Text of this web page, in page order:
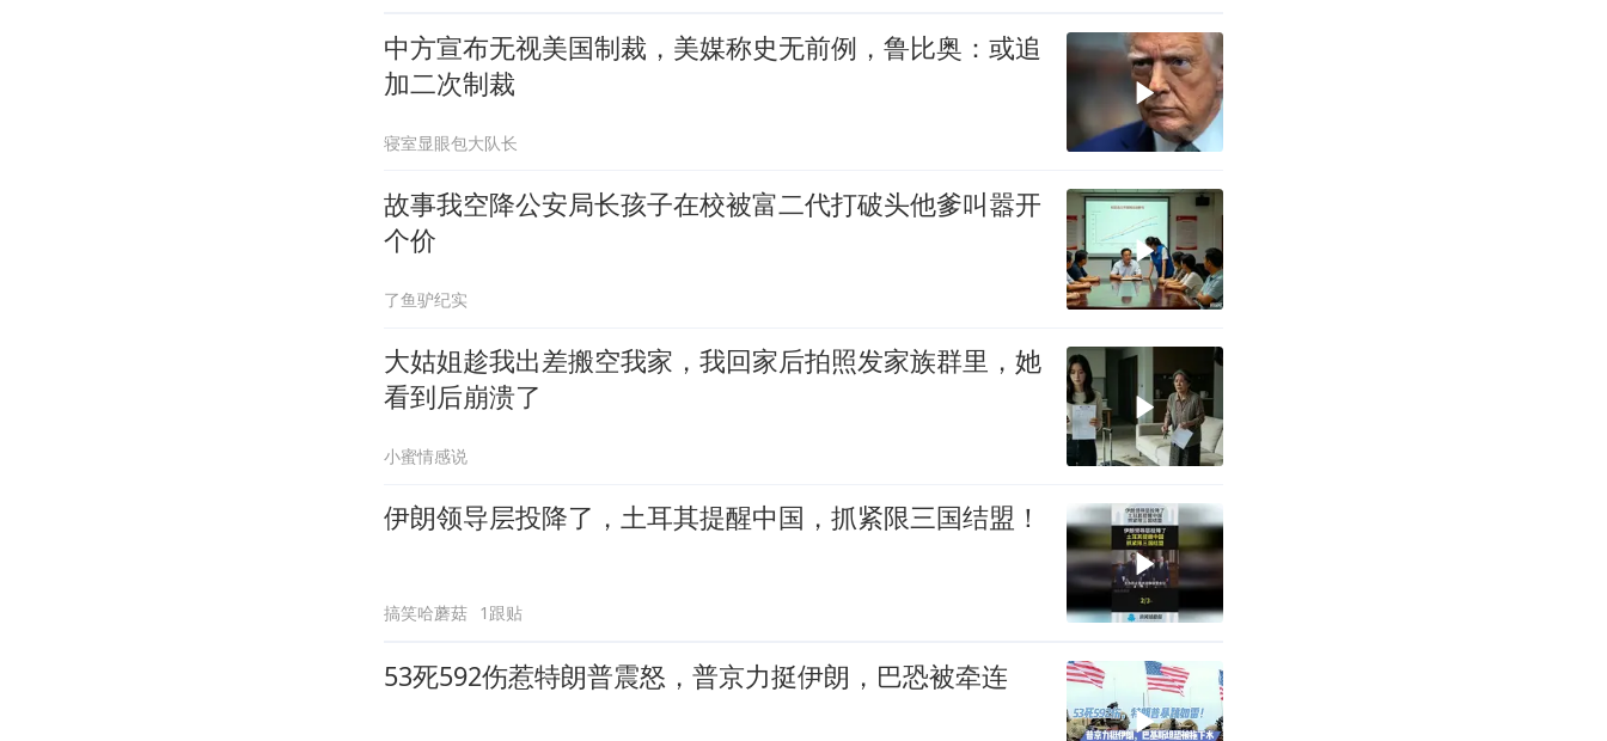
中方宣布无视美国制裁，美媒称史无前例，鲁比奥：或追
加二次制裁
寝室显眼包大队长
故事我空降公安局长孩子在校被富二代打破头他爹叫嚣开
个价
了鱼驴纪实
大姑姐趁我出差搬空我家，我回家后拍照发家族群里，她
看到后崩溃了
小蜜情感说
伊朗领导层投降了，土耳其提醒中国，抓紧限三国结盟！
搞笑哈蘑菇 1跟贴
53死592伤惹特朗普震怒，普京力挺伊朗，巴恐被牵连